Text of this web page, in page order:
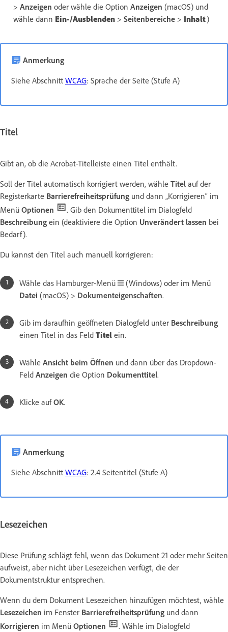
> Anzeigen oder wähle die Option Anzeigen (macOS) und
wähle dann Ein-/Ausblenden > Seitenbereiche > Inhalt.)
Anmerkung
Siehe Abschnitt WCAG: Sprache der Seite (Stufe A)
Titel
Gibt an, ob die Acrobat-Titelleiste einen Titel enthält.
Soll der Titel automatisch korrigiert werden, wähle Titel auf der
Registerkarte Barrierefreiheitsprüfung und dann „Korrigieren“ im
Menü Optionen
. Gib den Dokumenttitel im Dialogfeld
Beschreibung ein (deaktiviere die Option Unverändert lassen bei
Bedarf).
Du kannst den Titel auch manuell korrigieren:
Wähle das Hamburger-Menü
(Windows) oder im Menü
Datei (macOS) > Dokumenteigenschaften.
Gib im daraufhin geöffneten Dialogfeld unter Beschreibung
einen Titel in das Feld Titel ein.
Wähle Ansicht beim Öffnen und dann über das Dropdown-
Feld Anzeigen die Option Dokumenttitel.
Klicke aufOK.
Anmerkung
Siehe Abschnitt WCAG: 2.4 Seitentitel (Stufe A)
Lesezeichen
Diese Prüfung schlägt fehl, wenn das Dokument 21 oder mehr Seiten
aufweist, aber nicht über Lesezeichen verfügt, die der
Dokumentstruktur entsprechen.
Wenn du dem Dokument Lesezeichen hinzufügen möchtest, wähle
Lesezeichen im Fenster Barrierefreiheitsprüfung und dann
Korrigieren im Menü Optionen
. Wähle im Dialogfeld